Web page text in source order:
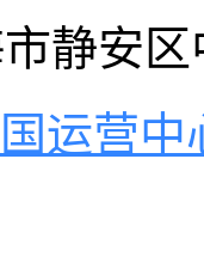
静安
运营中